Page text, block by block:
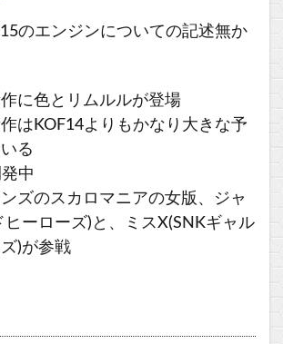
のエンジンについての記述無か
作に色とリムルルが登場
はKOF14よりもかなり大きな予
る
中
ンズのスカロマニアの女版、ジャ
ヒーローズ)と、ミスX(SNKギャル
)が参戦